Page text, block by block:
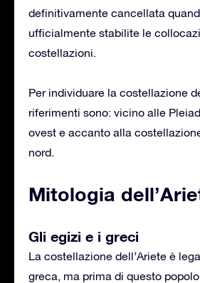
definitivamente cancellata
ufficialmente stabilite le
costellazioni.
Per individuare la costellazione
riferimenti sono: vicino alle
ovest e accanto alla
nord.
Mitologia
Gli egizi e i greci
La costellazione dell’Ariete è
greca, ma prima di questo